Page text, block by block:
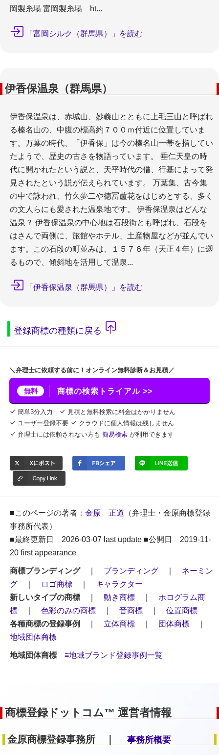
岡製糸場 富岡製糸場 ht...
「富岡シルク（群馬県）」を読む
伊香保温泉（群馬県）
伊香保温泉は、赤城山、妙義山とともに上毛三山と呼ばれ
る榛名山の、中腹の標高約７００ｍ付近に位置していま
す。万葉の時代、「伊香保」は今の榛名山一帯を指してい
たようで、歴史の古さを物語っています。 垂仁天皇の時
代に開かれたという説と、天平時代の僧、行基によって発
見されたという説が伝えられています。 万葉集、古今集
の中で詠われ、竹久夢二や徳冨蘆花をはじめとする、多く
の文人らにも愛された温泉地です。 伊香保温泉はどんな
温泉？ 伊香保温泉の中心地は石段街とも呼ばれ、石段を
はさんで両側に、旅館やホテル、土産物屋などが並んでい
ます。この石段の町並みは、１５７６年（天正４年）に遡
るもので、傾斜地を活用して温泉...
「伊香保温泉（群馬県）」を読む
登録商標の種類に戻る
＼弁理士に依頼する前に！オンライン無料診断＆お見積／
無料 商標の検索トライアル >>
簡単3分入力
見積と無料検索に料金はかかりません
ユーザー登録不要
クラウドに個人情報は残しません
弁理士には依頼されない方も 簡易検索 が利用できます
■このページの著者： 金原 正道 （弁理士・金原商標登録
事務所代表）
■最終更新日 2026-03-07 last update ■公開日 2019-11-
20 first appearance
商標ブランディング｜ ブランディング
ネーミン
グ
ロゴ商標
キャラクター
新しいタイプの商標
動き商標
ホログラム商
標
色彩のみの商標 音商標
位置商標
各種商標の登録事例
立体商標 団体商標
地域団体商標
地域団体商標 ≡地域ブランド登録事例一覧
商標登録ドットコム™ 運営者情報
金原商標登録事務所 ｜ 事務所概要